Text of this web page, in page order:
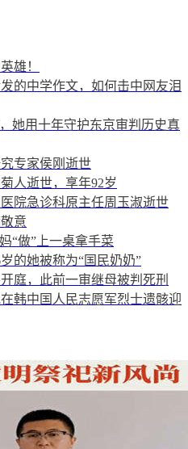
雄！
的中学作文，如何击中网友泪
她用十年守护东京审判历史真
专家侯刚逝世
人逝世，享年92岁
院急诊科原主任周玉淑逝世
意
“做”上一桌拿手菜
的她被称为“国民奶奶”
庭，此前一审继母被判死刑
韩中国人民志愿军烈士遗骸迎